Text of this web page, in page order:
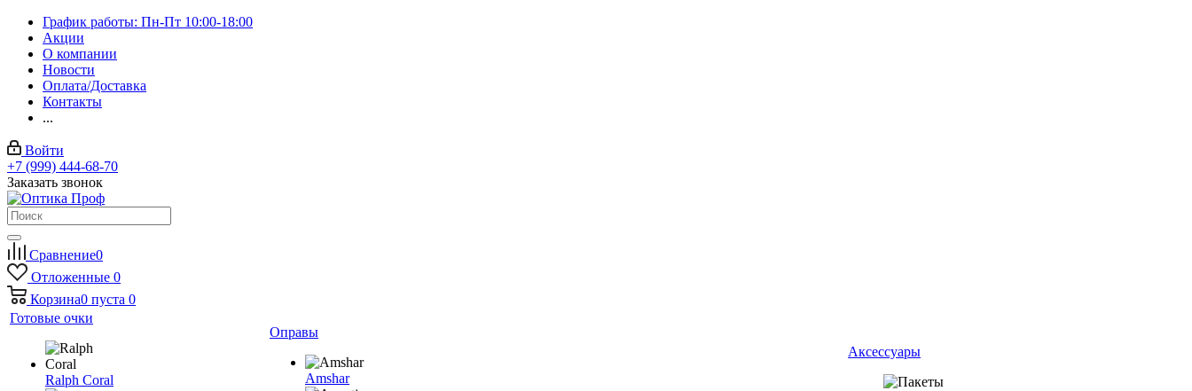
График работы: Пн-Пт 10:00-18:00
Акции
О компании
Новости
Оплата/Доставка
Контакты
...
Войти
+7 (999) 444-68-70
Заказать звонок
Сравнение0
Отложенные 0
Корзина0 пуста 0
Готовые очки
Ralph Coral
Оправы
Amshar
Аксессуары